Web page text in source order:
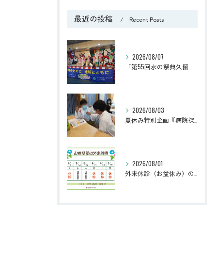
最近の投稿 Recent Posts
2026/08/07
「第55回水の祭典久留米まつり」に参加しました！
2026/08/03
夏休み特別企画『病院探検隊2026』を開催しました！
2026/08/01
外来休診（お盆休み）のお知らせ